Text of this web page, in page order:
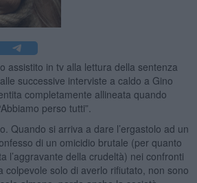
assistito in tv alla lettura della sentenza
successive interviste a caldo a Gino
completamente allineata quando
perso tutti”.
Quando si arriva a dare l’ergastolo ad un
di un omicidio brutale (per quanto
l’aggravante della crudeltà) nei confronti
colpevole solo di averlo rifiutato, non sono